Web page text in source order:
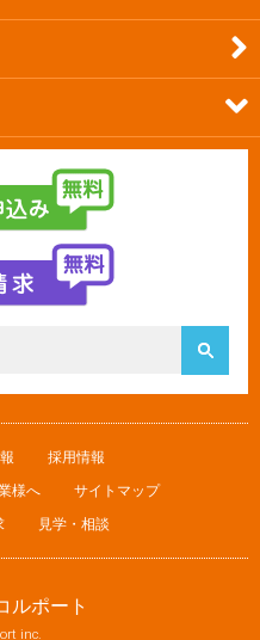
採用情報
様へ
サイトマップ
見学・相談
ルポート
inc.